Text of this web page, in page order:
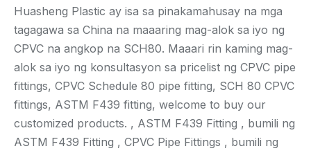
Huasheng Plastic ay isa sa pinakamahusay na mga
tagagawa sa China na maaaring mag-alok sa iyo ng
CPVC na angkop na SCH80. Maaari rin kaming mag-
alok sa iyo ng konsultasyon sa pricelist ng CPVC pipe
fittings, CPVC Schedule 80 pipe fitting, SCH 80 CPVC
fittings, ASTM F439 fitting, welcome to buy our
customized products. , ASTM F439 Fitting , bumili ng
ASTM F439 Fitting , CPVC Pipe Fittings , bumili ng